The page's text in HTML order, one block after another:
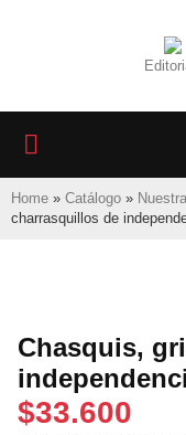
Home » Catálogo »
charrasquillos de
Chasquis,
$33.600